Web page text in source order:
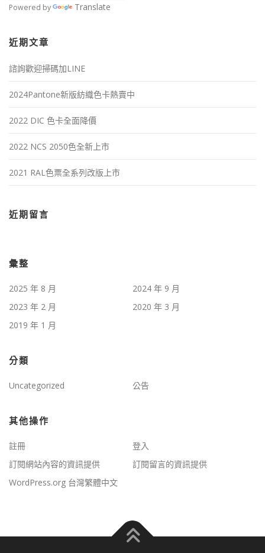
Powered by Translate
近期文章
諮詢歡迎掃碼加LINE
2024Pantone新版紡織色卡熱賣中
2022 DIC 色卡全面降價
2022 NCS 2050色全新上市
2021 RAL色票全系列改版上市
近期留言
彙整
2025 年 8 月
2024 年 9 月
2023 年 2 月
2020 年 3 月
2019 年 1 月
分類
Uncategorized 公告
其他操作
註冊
登入
訂閱網站內容的資訊提供
訂閱留言的資訊提供
WordPress.org 台灣繁體中文